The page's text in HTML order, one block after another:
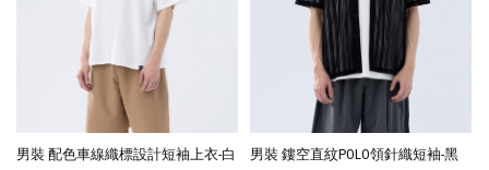
男裝 配色車線織標設計短袖上衣-白
男裝 鏤空直紋POLO領針織短袖-黑